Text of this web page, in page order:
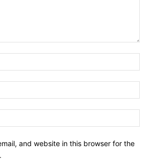
and website in this browser for the